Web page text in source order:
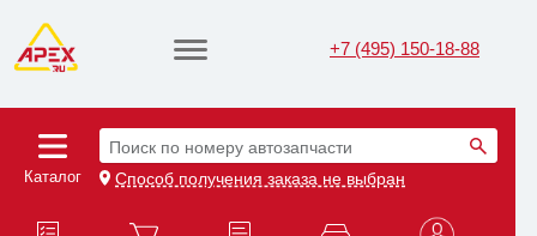
+7 (495) 150-18-88
Каталог
Поиск по номеру автозапчасти
Способ получения заказа не выбран